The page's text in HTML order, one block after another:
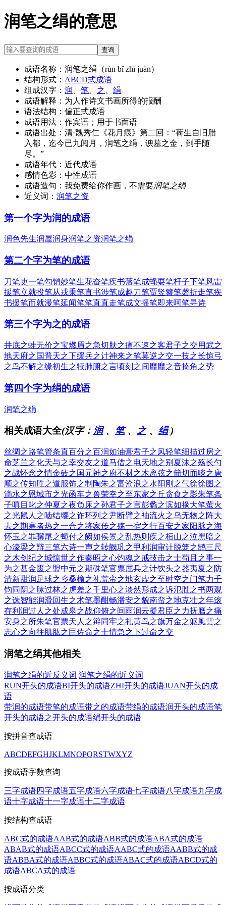
润笔之绢的意思
查询
成语名称： 润笔之绢（rùn bǐ zhī juàn）
结构形式： ABCD式成语
组成汉字： 润 笔 之
绢
成语解释： 为人作诗文书画所得的报酬
语法结构： 偏正式成语
成语用法： 作宾语；用于书面语
成语出处： 清·魏秀仁《花月痕》第二回：“荷生自旧腊
入都，迄今已九阅月，润笔之绢，谀墓之金，到手随
尽。”
成语年代： 近代成语
感情色彩： 中性成语
成语造句： 我免费给你作画，不需要润笔之绢
近义词： 润笔之资
第一个字为润的成语
润色先生润屋润身润笔之资润笔之绢
第二个字为笔的成语
刀笔吏一笔勾销妙笔生花奋笔疾书落笔成蝇耍笔杆子下笔风雷
援笔立就投笔从戎秉笔直书涉笔成趣刀笔贾竖簪笔磬折走笔疾
书援笔而就漫笔延闻笔笔直直走笔成文摇笔即来呵笔寻诗
第三个字为之的成语
井底之蛙无价之宝燃眉之急切肤之痛不速之客君子之交用武之
地天府之国普天之下缓兵之计神来之笔莫逆之交一技之长惊弓
之鸟不解之缘初生之犊肺腑之言顷刻之间靡靡之音掎角之势
第四个字为绢的成语
润笔之绢
相关成语大全(汉字： 润、 笔、 之、 绢)
丝绸之路笔管条直百分之百润如油膏君子之风轻笔细描过房之
命芝兰之化天与之幸交友之道马借之电天地之别 夏沫之殇长勺
之战怀念之情金砖之国元神之府不材之木离弦之箭切而啖之 唐
顺之传知胜之道服饰之制 陶朱之富沧浪之水阳刚之气徐徐图之
滴水之恩城市之光函车之兽荣幸之至东家之丘贪食之影朱笔条
子嗔目叱之仲夏之夜负床之孙君子之言彭蠡之滨如掾大笔萤火
之光鼠人之啮结缨之诈环列之尹断臂之袖流火之乌无物之阵大
去之期寒者热之一合之将家传之殇一宿之行百安之家阳脉之海
怀玉之罪骥尾之蝇付之阙如侯景之乱热则疾之桓山之泣黑暗之
心濠梁之辩三笔六诗一声之转阙巩之甲利润审计脱笼之鹄三尺
之木创纪之城惊世之作秦昭之心灼魂之戒技击之士苟且之事一
为之甚金匮之盟中元之期硃笔官票屈兵之计饮头之器夷夏之防
清新甜润 足球之乡桑榆之礼荒蛮之地玄虚之至时空之门笔力千
钧同阴之脉过林之虎差之千里心之淡然形成之诉氾胜之书两观
之诛智能润滑回生之术笔墨酣畅潘安之貌南蛮之地克壮之年滚
存利润过人之处成皋之战仰俯之间雨润云凝君臣之力抚膺之痛
安身之所朱笔官票天人之辩同牢之礼黄鸟之旗万金之躯風雲之
志心之向往肌肱之巨佐命之士情急之下过命之交
润笔之绢其他相关
润笔之绢的近反义词 润笔之绢的近义词
RUN开头的成语BI开头的成语ZHI开头的成语JUAN开头的成
语
带润的成语带笔的成语带之的成语带绢的成语润开头的成语笔
开头的成语之开头的成语绢开头的成语
按拼音查成语
ABCDEFGHJKLMNOPQRSTWXYZ
按成语字数查询
三字成语四字成语五字成语六字成语七字成语八字成语九字成
语十字成语十一字成语十二字成语
按结构查成语
ABC式的成语AAB式的成语ABB式的成语ABA式的成语
ABAB式的成语ABCC式的成语AABC式的成语AABB式的成
语ABBA式的成语ABBC式的成语ABAC式的成语ABCD式的
成语ABCA式的成语
按成语分类